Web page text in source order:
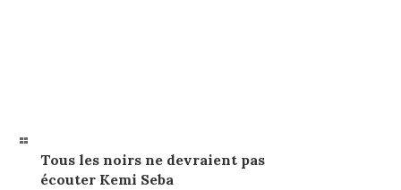
Tous les noirs ne devraient pas
écouter Kemi Seba